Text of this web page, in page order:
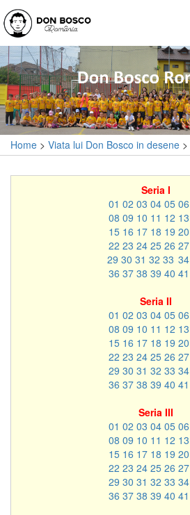
Home > Viata lui Don Bosco in desene >
Seria I
01 02 03 04 05 06
08 09 10 11 12 13
15 16 17 18 19 20
22 23 24 25 26 27
29 30 31 32 33 34
36 37 38 39 40 41
Seria II
01 02 03 04 05 06
08 09 10 11 12 13
15 16 17 18 19 20
22 23 24 25 26 27
29 30 31 32 33 34
36 37 38 39 40 41
Seria III
01 02 03 04 05 06
08 09 10 11 12 13
15 16 17 18 19 20
22 23 24 25 26 27
29 30 31 32 33 34
36 37 38 39 40 41